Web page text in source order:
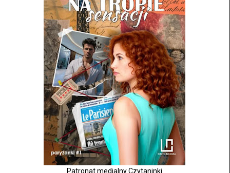
Patronat medialny Czytaninki